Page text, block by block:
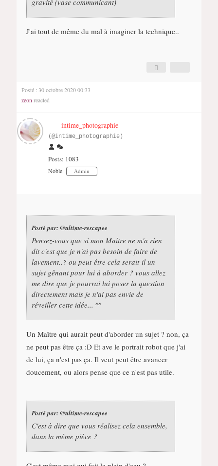
gravité (vase communicant)
J'ai tout de même du mal à imaginer la technique..
Posté : 30 octobre 2020 00:33
zeonreacted
intime_photographie
(@intime_photographie)
Posts: 1083
Noble Admin
Posté par:@ultime-rescapee
Pensez-vous que si mon Maître ne m'a rien
dit c'est que je n'ai pas besoin de faire de
lavement..? ou peut-être cela serait-il un
sujet gênant pour lui à aborder ? vous allez
me dire que je pourrai lui poser la question
directement mais je n'ai pas envie de
réveiller cette idée... ^^
Un Maître qui aurait peut d'aborder un sujet ? non, ça
ne peut pas être ça :D Et ave le portrait robot que j'ai
de lui, ça n'est pas ça. Il veut peut être avancer
doucement, ou alors pense que ce n'est pas utile.
Posté par:@ultime-rescapee
C'est à dire que vous réalisez cela ensemble,
dans la même pièce ?